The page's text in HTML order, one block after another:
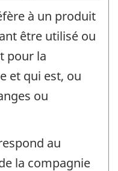
à un produit
être utilisé ou
pour la
et qui est, ou
ou
au
la compagnie